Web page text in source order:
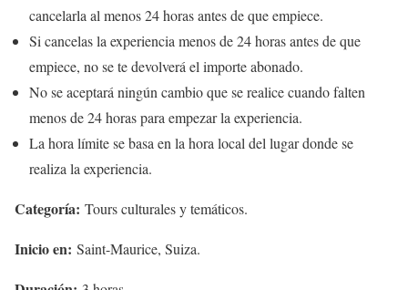
cancelarla al menos 24 horas antes de que empiece.
Si cancelas la experiencia menos de 24 horas antes de que
empiece, no se te devolverá el importe abonado.
No se aceptará ningún cambio que se realice cuando falten
menos de 24 horas para empezar la experiencia.
La hora límite se basa en la hora local del lugar donde se
realiza la experiencia.
Categoría: Tours culturales y temáticos.
Inicio en: Saint-Maurice, Suiza.